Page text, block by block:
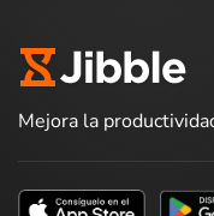
Mejora la